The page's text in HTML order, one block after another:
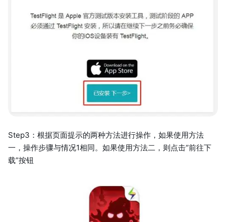
Step3：根据页面提示的两种方法进行操作，如果使用方法
一，操作步骤与情况1相同。如果使用方法二，则点击“前往下
载”按钮